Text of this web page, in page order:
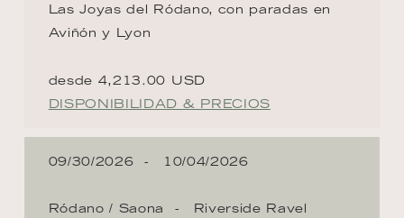
Las Joyas del Ródano, con paradas en
Aviñón y Lyon
desde 4,213.00 USD
DISPONIBILIDAD & PRECIOS
09/30/2026 10/04/2026
Ródano / Saona Riverside Ravel